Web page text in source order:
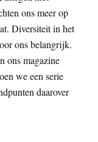
ons meer op
Diversiteit in het
ons belangrijk.
ons magazine
we een serie
daarover